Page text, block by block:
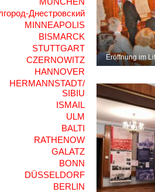
Eröffnung im
Днестровский
MINNEAPOLIS
BISMARCK
STUTTGART
CZERNOWITZ
HANNOVER
HERMANNSTADT/
SIBIU
ISMAIL
ULM
BALTI
RATHENOW
GALATZ
BONN
DÜSSELDORF
BERLIN